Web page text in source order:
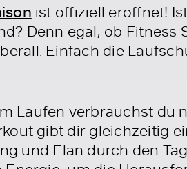
ist offiziell eröffnet!
Denn egal, ob
Einfach die
Laufen verbrauchst du
gibt dir gleichzeitig
und Elan durch den